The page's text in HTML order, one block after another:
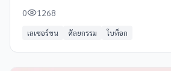
- **ฉีดฟิลเลอร์**
0 1268
เลเซอร์ขน ศัลยกรรม โบท็อก